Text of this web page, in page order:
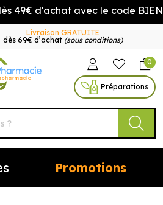
49€ d'achat avec le code
Livraison GRATUITE
dès 69€ d’achat (sous conditions)
Autour de la Pharmacie
0
Préparations
Promotions